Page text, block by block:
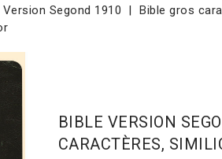
Version Segond 1910 Bible gros
BIBLE VERSION
CARACTÈRES,